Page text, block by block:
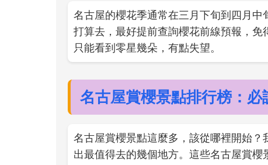
名古屋的櫻花季通常在三月下旬到四月
打算去，最好提前查詢櫻花前線預報，免
只能看到零星幾朵，有點失望。
名古屋賞櫻景點排行榜：必
名古屋賞櫻景點這麼多，該從哪裡開始？
出最值得去的幾個地方。這些名古屋賞